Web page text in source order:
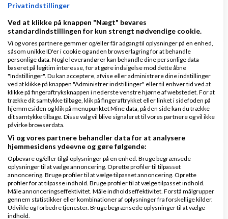
Hvilket SEO-firma vil I anbefale i 2026?
Nyeste indlægafstineHA,den 04-06-2026 kl.
13:22
8 svar
Automatisk genindrykning af DBA-annoncer –
Få 100% af din tid tilbage – Slip for 8.500
manuelle klik hver anden måned
Nyeste indlægafEmil Rosenbom ,den 20-05-
Privatindstillinger
Ved at klikke på knappen "Nægt" bevares
standardindstillingen for kun strengt nødvendige cookie.
Vi og vores partnere gemmer og/eller får adgang til oplysninger på en enhed,
såsom unikke ID'er i cookie og anden browserlagring for at behandle
personlige data. Nogle leverandører kan behandle dine personlige data
baseret på legitim interesse, for at gøre indsigelse mod dette åbne
"Indstillinger". Du kan acceptere, afvise eller administrere dine indstillinger
ved at klikke på knappen "Administrer indstillinger" eller til enhver tid ved at
klikke på fingeraftryksknappen i nederste venstre hjørne af webstedet. For at
trække dit samtykke tilbage, klik på fingeraftrykket eller linket i sidefoden på
hjemmesiden og klik på menupunktet Mine data, på den side kan du trække
dit samtykke tilbage. Disse valg vil blive signaleret til vores partnere og vil ikke
påvirke browserdata.
Vi og vores partnere behandler data for at analysere
hjemmesidens ydeevne og gøre følgende:
Opbevare og/eller tilgå oplysninger på en enhed. Bruge begrænsede
oplysninger til at vælge annoncering. Oprette profiler til tilpasset
annoncering. Bruge profiler til at vælge tilpasset annoncering. Oprette
profiler for at tilpasse indhold. Bruge profiler til at vælge tilpasset indhold.
Måle annonceringseffektivitet. Måle indholdseffektivitet. Forstå målgrupper
gennem statistikker eller kombinationer af oplysninger fra forskellige kilder.
Udvikle og forbedre tjenester. Bruge begrænsede oplysninger til at vælge
indhold.